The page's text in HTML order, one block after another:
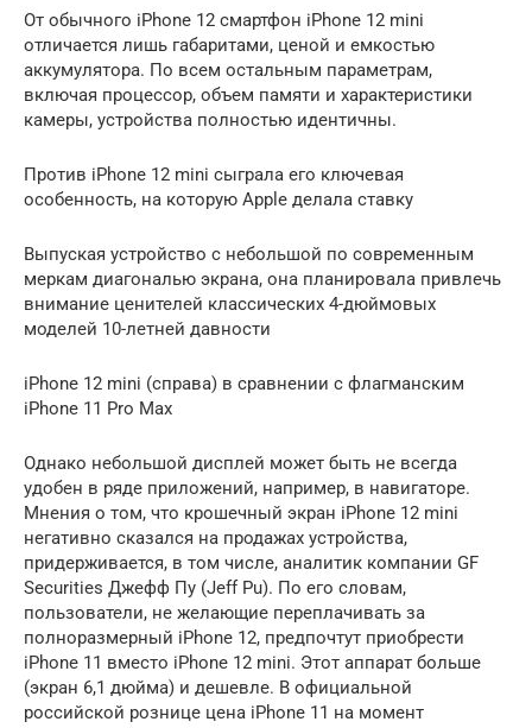
От обычного iPhone 12 смартфон iPhone 12 mini
отличается лишь габаритами, ценой и емкостью
аккумулятора. По всем остальным параметрам,
включая процессор, объем памяти и характеристики
камеры, устройства полностью идентичны.
Против iPhone 12 mini сыграла его ключевая
особенность, на которую Apple делала ставку
Выпуская устройство с небольшой по современным
меркам диагональю экрана, она планировала привлечь
внимание ценителей классических 4-дюймовых
моделей 10-летней давности
iPhone 12 mini (справа) в сравнении с флагманским
iPhone 11 Pro Max
Однако небольшой дисплей может быть не всегда
удобен в ряде приложений, например, в навигаторе.
Мнения о том, что крошечный экран iPhone 12 mini
негативно сказался на продажах устройства,
придерживается, в том числе, аналитик компании GF
Securities Джефф Пу (Jeff Pu). По его словам,
пользователи, не желающие переплачивать за
полноразмерный iPhone 12, предпочтут приобрести
iPhone 11 вместо iPhone 12 mini. Этот аппарат больше
(экран 6,1 дюйма) и дешевле. В официальной
российской рознице цена iPhone 11 на момент